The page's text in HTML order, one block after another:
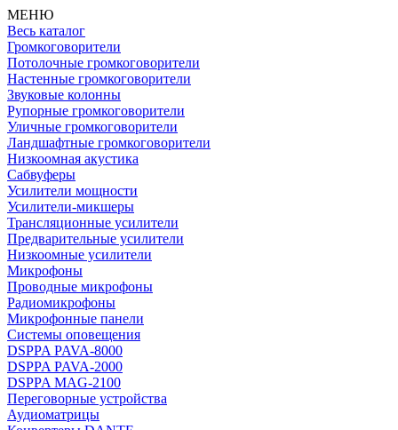
МЕНЮ
Весь каталог
Громкоговорители
Потолочные громкоговорители
Настенные громкоговорители
Звуковые колонны
Рупорные громкоговорители
Уличные громкоговорители
Ландшафтные громкоговорители
Низкоомная акустика
Сабвуферы
Усилители мощности
Усилители-микшеры
Трансляционные усилители
Предварительные усилители
Низкоомные усилители
Микрофоны
Проводные микрофоны
Радиомикрофоны
Микрофонные панели
Системы оповещения
DSPPA PAVA-8000
DSPPA PAVA-2000
DSPPA MAG-2100
Переговорные устройства
Аудиоматрицы